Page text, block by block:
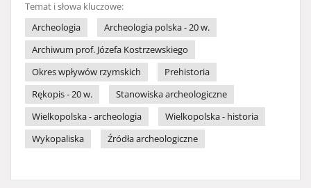
Temat i słowa kluczowe:
Archeologia
Archeologia polska - 20 w.
Archiwum prof. Józefa Kostrzewskiego
Okres wpływów rzymskich
Prehistoria
Rękopis - 20 w.
Stanowiska archeologiczne
Wielkopolska - archeologia
Wielkopolska - historia
Wykopaliska
Źródła archeologiczne